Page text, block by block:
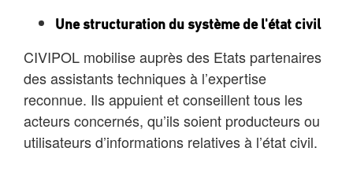
Une structuration du système de l'état civil
CIVIPOL mobilise auprès des Etats partenaires
des assistants techniques à l’expertise
reconnue. Ils appuient et conseillent tous les
acteurs concernés, qu’ils soient producteurs ou
utilisateurs d’informations relatives à l’état civil.